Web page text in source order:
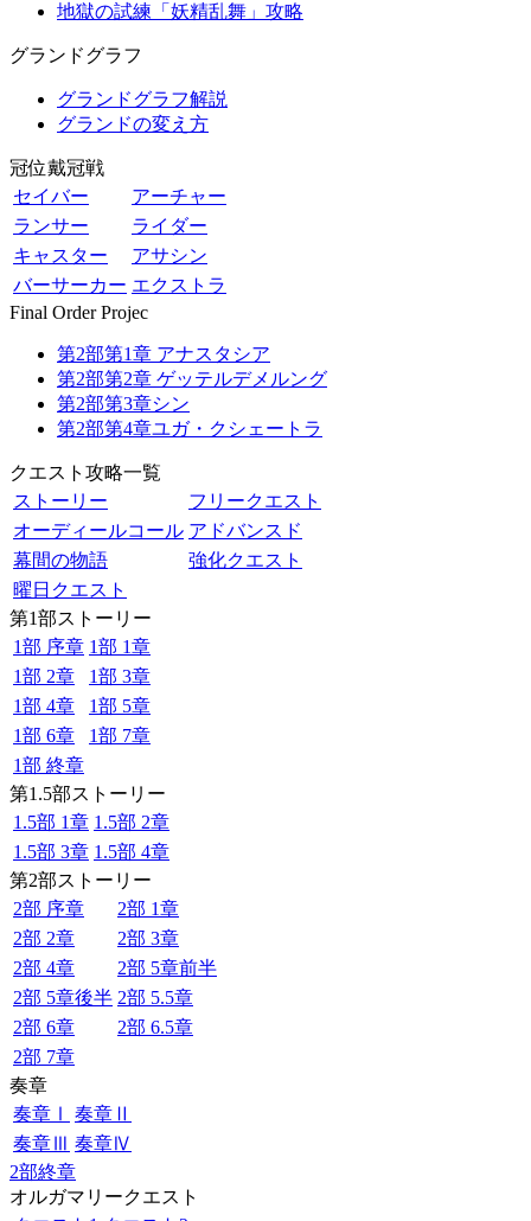
地獄の試練「妖精乱舞」攻略
グランドグラフ
グランドグラフ解説
グランドの変え方
冠位戴冠戦
セイバー
アーチャー
ランサー
ライダー
キャスター
アサシン
バーサーカー エクストラ
Final Order Projec
第2部第1章 アナスタシア
第2部第2章 ゲッテルデメルング
第2部第3章シン
第2部第4章ユガ・クシェートラ
クエスト攻略一覧
ストーリー
フリークエスト
オーディールコール アドバンスド
幕間の物語
強化クエスト
曜日クエスト
第1部ストーリー
1部 序章 1部 1章
1部 2章
1部 3章
1部 4章
1部 5章
1部 6章
1部 7章
1部 終章
第1.5部ストーリー
1.5部 1章 1.5部 2章
1.5部 3章 1.5部 4章
第2部ストーリー
2部 序章
2部 1章
2部 2章
2部 3章
2部 4章
2部 5章前半
2部 5章後半 2部 5.5章
2部 6章
2部 6.5章
2部 7章
奏章
奏章Ⅰ
奏章Ⅱ
奏章Ⅲ 奏章Ⅳ
2部終章
オルガマリークエスト